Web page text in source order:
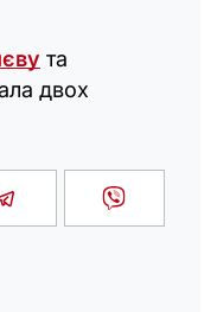
та
двох